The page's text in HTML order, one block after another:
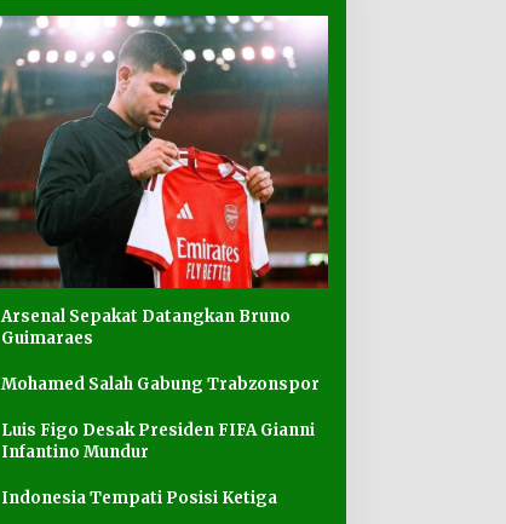
Arsenal Sepakat Datangkan Bruno
Guimaraes
Mohamed Salah Gabung Trabzonspor
Luis Figo Desak Presiden FIFA Gianni
Infantino Mundur
Indonesia Tempati Posisi Ketiga